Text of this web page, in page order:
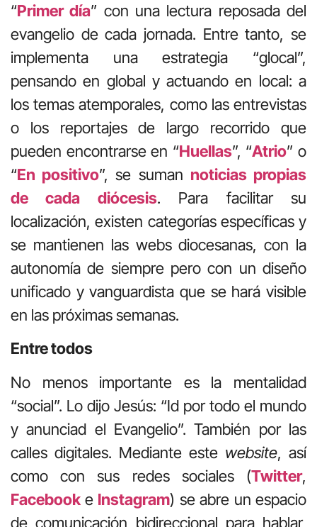
“Primer día” con una lectura reposada del
evangelio de cada jornada. Entre tanto, se
implementa una estrategia “glocal”,
pensando en global y actuando en local: a
los temas atemporales, como las entrevistas
o los reportajes de largo recorrido que
pueden encontrarse en “Huellas”, “Atrio” o
“En positivo”, se suman noticias propias
de cada diócesis. Para facilitar su
localización, existen categorías específicas y
se mantienen las webs diocesanas, con la
autonomía de siempre pero con un diseño
unificado y vanguardista que se hará visible
en las próximas semanas.
Entre todos
No menos importante es la mentalidad
“social”. Lo dijo Jesús: “Id por todo el mundo
y anunciad el Evangelio”. También por las
calles digitales. Mediante este website, así
como con sus redes sociales (Twitter,
Facebook e Instagram) se abre un espacio
de comunicación bidireccional para hablar,